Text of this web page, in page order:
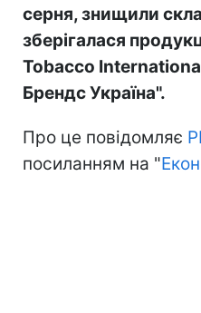
серня, знищили
зберігалася
Tobacco
Брендс Україна".
Про це повідомляє
посиланням на "